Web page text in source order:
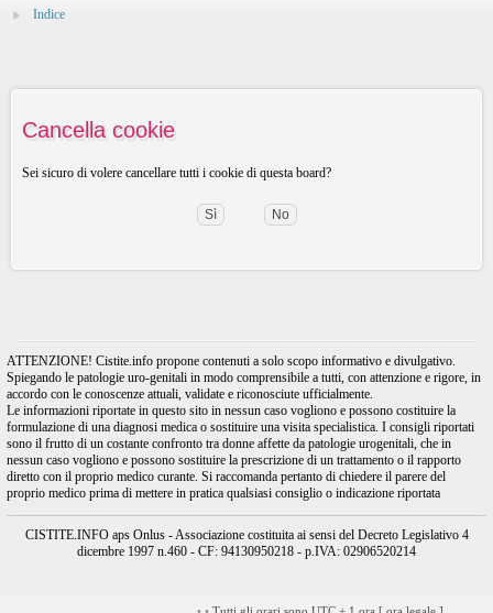
Indice
Cancella cookie
Sei sicuro di volere cancellare tutti i cookie di questa board?
ATTENZIONE! Cistite.info propone contenuti a solo scopo informativo e divulgativo.
Spiegando le patologie uro-genitali in modo comprensibile a tutti, con attenzione e rigore, in
accordo con le conoscenze attuali, validate e riconosciute ufficialmente.
Le informazioni riportate in questo sito in nessun caso vogliono e possono costituire la
formulazione di una diagnosi medica o sostituire una visita specialistica. I consigli riportati
sono il frutto di un costante confronto tra donne affette da patologie urogenitali, che in
nessun caso vogliono e possono sostituire la prescrizione di un trattamento o il rapporto
diretto con il proprio medico curante. Si raccomanda pertanto di chiedere il parere del
proprio medico prima di mettere in pratica qualsiasi consiglio o indicazione riportata
CISTITE.INFO aps Onlus - Associazione costituita ai sensi del Decreto Legislativo 4
dicembre 1997 n.460 - CF: 94130950218 - p.IVA: 02906520214